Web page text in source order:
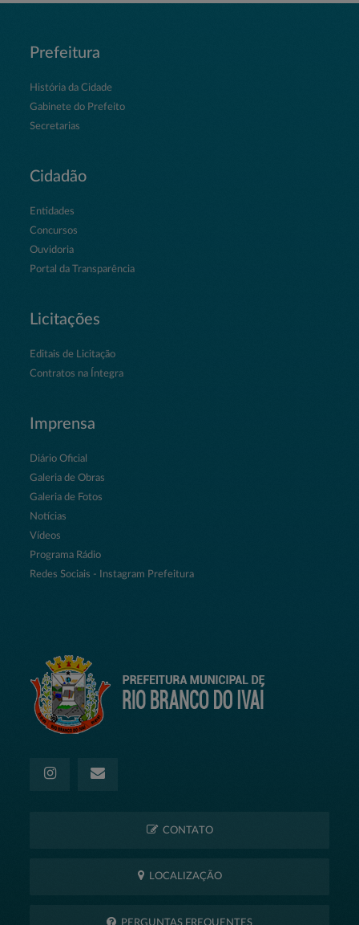
Prefeitura
História da Cidade
Gabinete do Prefeito
Secretarias
Cidadão
Entidades
Concursos
Ouvidoria
Portal da Transparência
Licitações
Editais de Licitação
Contratos na Íntegra
Imprensa
Diário Oficial
Galeria de Obras
Galeria de Fotos
Notícias
Vídeos
Programa Rádio
Redes Sociais - Instagram Prefeitura
CONTATO
LOCALIZAÇÃO